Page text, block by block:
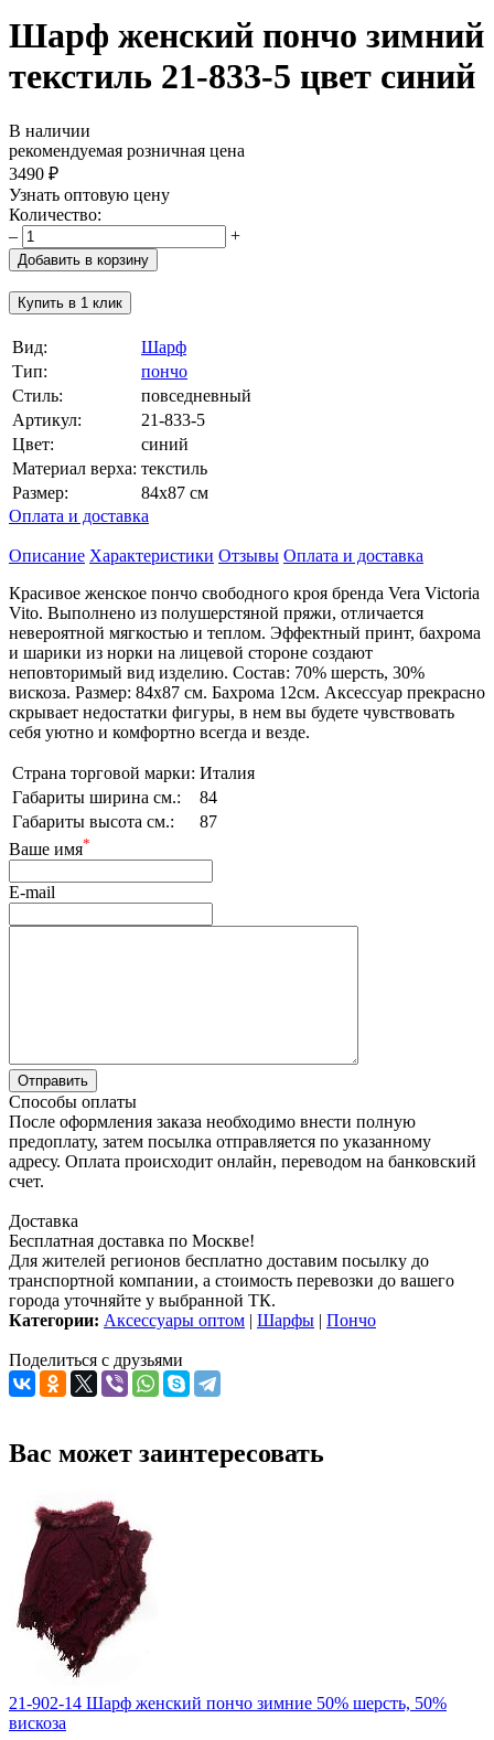
Шарф женский пончо зимний
текстиль 21-833-5 цвет синий
В наличии
рекомендуемая розничная цена
3490 ₽
Узнать оптовую цену
Количество:
–
+
Добавить в корзину
Купить в 1 клик
Вид:
Шарф
Тип:
пончо
Стиль:
повседневный
Артикул:
21-833-5
Цвет:
синий
Материал верха: текстиль
Размер:
84х87 см
Оплата и доставка
Описание Характеристики Отзывы Оплата и доставка
Красивое женское пончо свободного кроя бренда Vera Victoria
Vito. Выполнено из полушерстяной пряжи, отличается
невероятной мягкостью и теплом. Эффектный принт, бахрома
и шарики из норки на лицевой стороне создают
неповторимый вид изделию. Состав: 70% шерсть, 30%
вискоза. Размер: 84х87 см. Бахрома 12см. Аксессуар прекрасно
скрывает недостатки фигуры, в нем вы будете чувствовать
себя уютно и комфортно всегда и везде.
Страна торговой марки: Италия
Габариты ширина см.:
84
Габариты высота см.:
87
Ваше имя*
E-mail
Способы оплаты
После оформления заказа необходимо внести полную
предоплату, затем посылка отправляется по указанному
адресу. Оплата происходит онлайн, переводом на банковский
счет.
Доставка
Бесплатная доставка по Москве!
Для жителей регионов бесплатно доставим посылку до
транспортной компании, а стоимость перевозки до вашего
города уточняйте у выбранной ТК.
Категории: Аксессуары оптом | Шарфы | Пончо
Поделиться с друзьями
Вас может заинтересовать
21-902-14 Шарф женский пончо зимние 50% шерсть, 50%
вискоза